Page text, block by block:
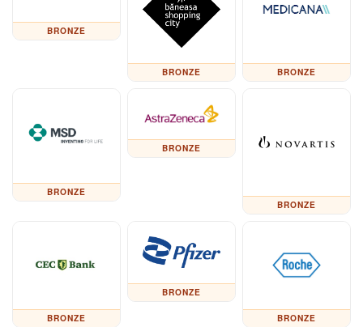
BRONZE
BRONZE BRONZE
BRONZE
BRONZE
BRONZE
BRONZE
BRONZE
BRONZE